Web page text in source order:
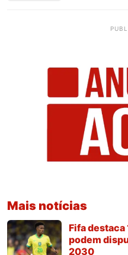
Mais notícias
Fifa
podem
2030